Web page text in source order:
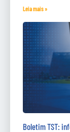
Leia mais »
Boletim TST: